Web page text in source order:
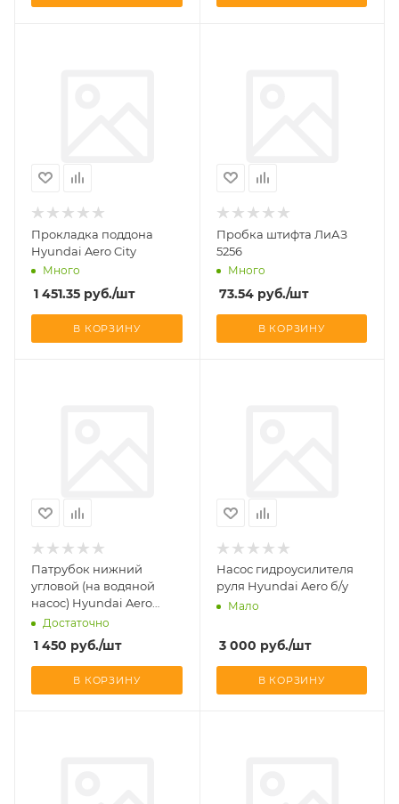
Прокладка поддона
Hyundai Aero City
Много
1 451.35 руб./шт
В КОРЗИНУ
Пробка штифта ЛиАЗ
5256
Много
73.54руб./шт
В КОРЗИНУ
Патрубок нижний
угловой (на водяной
насос) Hyundai Aero
D=75 D=65
Достаточно
1 450 руб./шт
В КОРЗИНУ
Насос гидроусилителя
руля Hyundai Aero б/у
Мало
3 000 руб./шт
В КОРЗИНУ